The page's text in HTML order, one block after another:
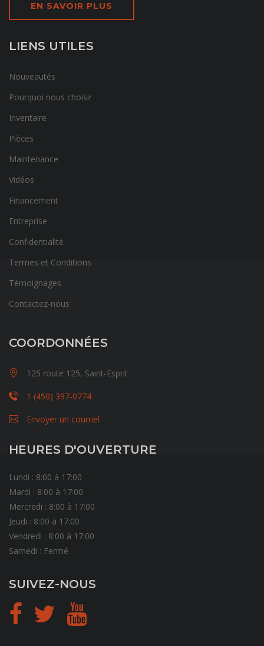
EN SAVOIR PLUS
LIENS UTILES
Nouveautés
Pourquoi nous choisir
Inventaire
Pièces
Maintenance
Vidéos
Financement
Entreprise
Confidentialité
Termes et Conditions
Témoignages
Contactez-nous
COORDONNÉES
125 route 125, Saint-Esprit
1 (450) 397-0774
Envoyer un courriel
HEURES D'OUVERTURE
Lundi : 8:00 à 17:00
Mardi : 8:00 à 17:00
Mercredi : 8:00 à 17:00
Jeudi : 8:00 à 17:00
Vendredi : 8:00 à 17:00
Samedi : Fermé
SUIVEZ-NOUS